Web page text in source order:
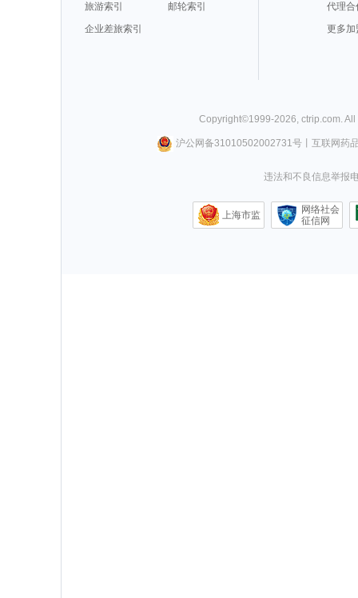
旅游索引
邮轮索引
企业差旅索引
代理合
更多加
Copyright©1999-2026, ctrip.com.
沪公网备31010502002731号丨 互联网药
违法和不良信息举报
上海市监
网络社会
征信网